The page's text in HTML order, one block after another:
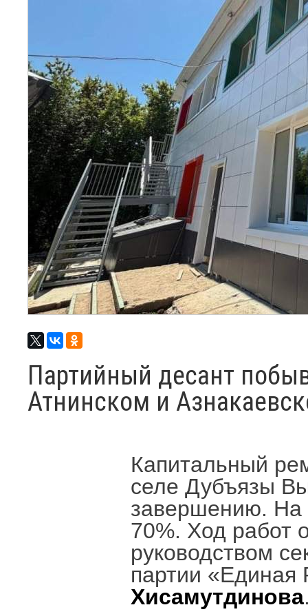
Партийный десант
Атнинском и
Капитальный
селе Дубъязы
завершению. На
70%. Ход работ
руководством
партии «Единая
Хисамутдинова